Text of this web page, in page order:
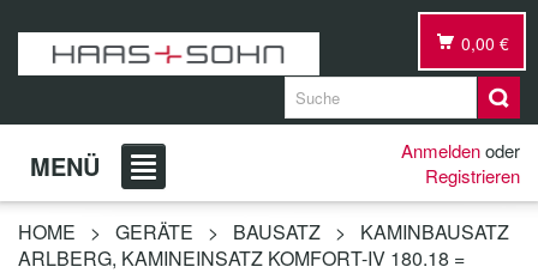
0,00 €
MENÜ Anmeldenoder
Registrieren
HOME > GERÄTE > BAUSATZ >
KAMINBAUSATZ
ARLBERG, KAMINEINSATZ KOMFORT-IV 180.18 =